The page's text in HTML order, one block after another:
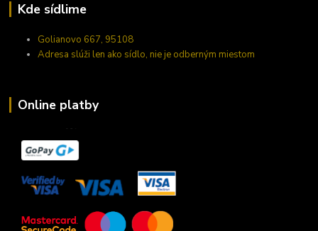
Kde sídlime
Golianovo 667, 95108
Adresa slúži len ako sídlo, nie je odberným miestom
Online platby